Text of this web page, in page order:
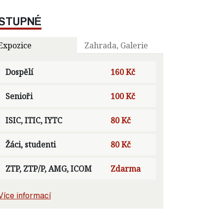
Zahrada, Galerie
Dospělí 160 Kč
Senioři 100 Kč
ISIC, ITIC, IYTC 80 Kč
Žáci, studenti 80 Kč
ZTP, ZTP/P, AMG, ICOM Zdarma
informací